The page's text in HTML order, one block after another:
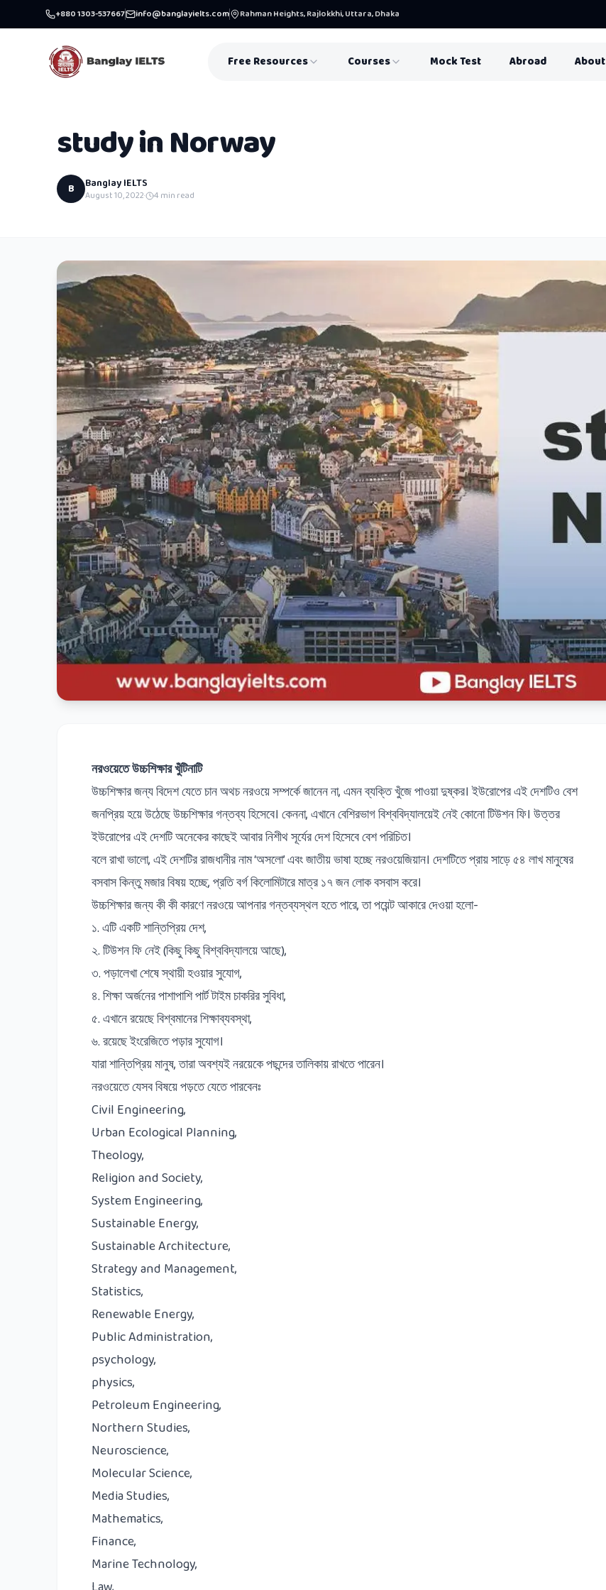
+880 1303-537667 info@banglayielts.com Rahman Heights, Rajlokkhi, Uttara, Dhaka
Free Resources Courses Mock Test Abroad About
study in Norway
B Banglay IELTS
August 10, 2022· 4 min read
নরওয়েতে উচ্চশিক্ষার খুঁটিনাটি
উচ্চশিক্ষার জন্য বিদেশ যেতে চান অথচ নরওয়ে সম্পর্কে জানেন না, এমন ব্যক্তি খুঁজে পাওয়া দুষ্কর। ইউরোপের এই দেশটিও বেশ
জনপ্রিয় হয়ে উঠেছে উচ্চশিক্ষার গন্তব্য হিসেবে। কেননা, এখানে বেশিরভাগ বিশ্ববিদ্যালয়েই নেই কোনো টিউশন ফি। উত্তর
ইউরোপের এই দেশটি অনেকের কাছেই আবার নিশীথ সূর্যের দেশ হিসেবে বেশ পরিচিত।
বলে রাখা ভালো, এই দেশটির রাজধানীর নাম ‘অসলো’ এবং জাতীয় ভাষা হচ্ছে নরওয়েজিয়ান। দেশটিতে প্রায় সাড়ে ৫৪ লাখ মানুষের
বসবাস কিন্তু মজার বিষয় হচ্ছে, প্রতি বর্গ কিলোমিটারে মাত্র ১৭ জন লোক বসবাস করে।
উচ্চশিক্ষার জন্য কী কী কারণে নরওয়ে আপনার গন্তব্যস্থল হতে পারে, তা পয়েন্ট আকারে দেওয়া হলো-
১. এটি একটি শান্তিপ্রিয় দেশ,
২. টিউশন ফি নেই (কিছু কিছু বিশ্ববিদ্যালয়ে আছে),
৩. পড়ালেখা শেষে স্থায়ী হওয়ার সুযোগ,
৪. শিক্ষা অর্জনের পাশাপাশি পার্ট টাইম চাকরির সুবিধা,
৫. এখানে রয়েছে বিশ্বমানের শিক্ষাব্যবস্থা,
৬. রয়েছে ইংরেজিতে পড়ার সুযোগ।
যারা শান্তিপ্রিয় মানুষ, তারা অবশ্যই নরয়েকে পছন্দের তালিকায় রাখতে পারেন।
নরওয়েতে যেসব বিষয়ে পড়তে যেতে পারবেনঃ
Civil Engineering,
Urban Ecological Planning,
Theology,
Religion and Society,
System Engineering,
Sustainable Energy,
Sustainable Architecture,
Strategy and Management,
Statistics,
Renewable Energy,
Public Administration,
psychology,
physics,
Petroleum Engineering,
Northern Studies,
Neuroscience,
Molecular Science,
Media Studies,
Mathematics,
Finance,
Marine Technology,